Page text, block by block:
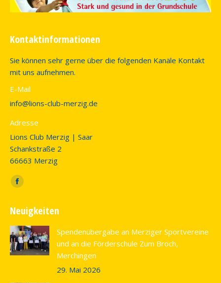
Kontaktinformationen
Sie können sehr gerne über die folgenden Kanäle Kontakt
mit uns aufnehmen.
E-Mail
info@lions-club-merzig.de
Adresse
Lions Club Merzig | Saar
Schankstraße 2
66663 Merzig
Finden Sie uns auf:
Facebook
opens
in
new
window
Neuigkeiten
Spendenübergabe an Merziger Sportvereine
und an die Förderschule Zum Broch,
Merchingen
29. Mai 2026